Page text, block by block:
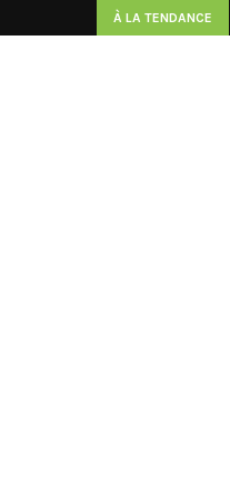
À LA TENDANCE